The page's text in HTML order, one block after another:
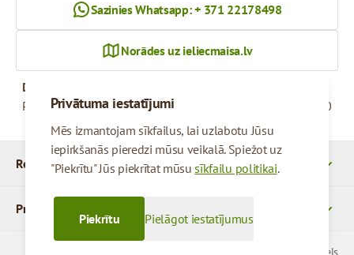
Privātuma iestatījumi
Mēs izmantojam sīkfailus, lai uzlabotu Jūsu
iepirkšanās pieredzi mūsu veikalā. Spiežot uz
"Piekrītu" Jūs piekrītat mūsusīkfailu politikai.
Pielāgot iestatījumus
Piekrītu
Rekvizīti
Produkti
Sazinies Whatsapp: + 371 22178498
Norādes uz ieliecmaisa.lv
Darba Laiks
Pirmdiena - Piektdiena
09:00 - 17:00
© 2026 SIA Parcels